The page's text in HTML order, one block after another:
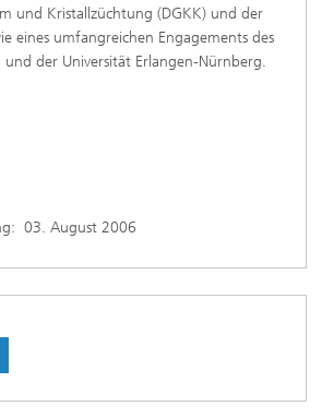
und Kristallzüchtung (DGKK) und der
eines umfangreichen Engagements des
und der Universität Erlangen-Nürnberg.
03. August 2006